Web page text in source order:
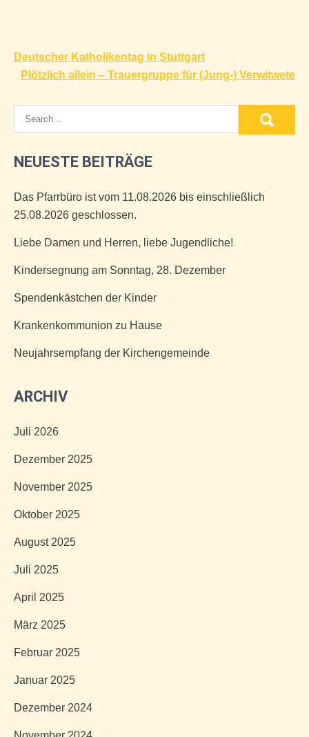
Beitragsnavigation
Deutscher Katholikentag in Stuttgart
Plötzlich allein – Trauergruppe für (Jung-) Verwitwete
NEUESTE BEITRÄGE
Das Pfarrbüro ist vom 11.08.2026 bis einschließlich
25.08.2026 geschlossen.
Liebe Damen und Herren, liebe Jugendliche!
Kindersegnung am Sonntag, 28. Dezember
Spendenkästchen der Kinder
Krankenkommunion zu Hause
Neujahrsempfang der Kirchengemeinde
ARCHIV
Juli 2026
Dezember 2025
November 2025
Oktober 2025
August 2025
Juli 2025
April 2025
März 2025
Februar 2025
Januar 2025
Dezember 2024